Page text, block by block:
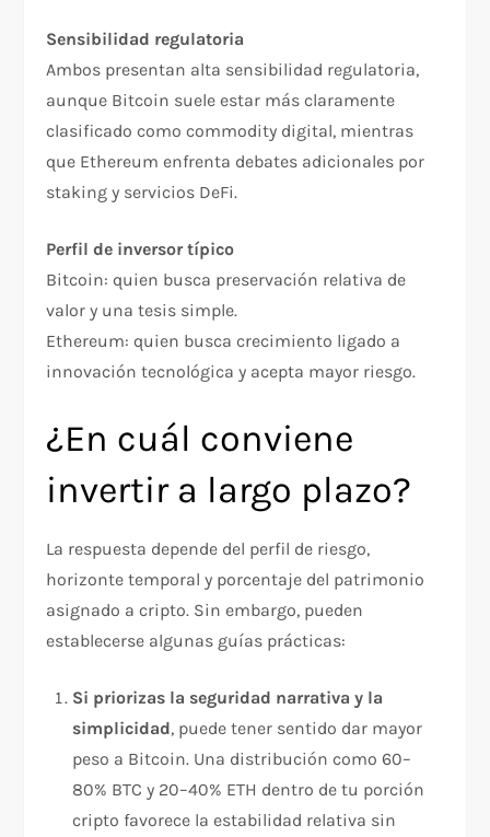
Sensibilidad regulatoria
Ambos presentan alta sensibilidad regulatoria,
aunque Bitcoin suele estar más claramente
clasificado como commodity digital, mientras
que Ethereum enfrenta debates adicionales por
staking y servicios DeFi.
Perfil de inversor típico
Bitcoin: quien busca preservación relativa de
valor y una tesis simple.
Ethereum: quien busca crecimiento ligado a
innovación tecnológica y acepta mayor riesgo.
¿En cuál conviene
invertir a largo plazo?
La respuesta depende del perfil de riesgo,
horizonte temporal y porcentaje del patrimonio
asignado a cripto. Sin embargo, pueden
establecerse algunas guías prácticas:
Si priorizas la seguridad narrativa y la
simplicidad, puede tener sentido dar mayor
peso a Bitcoin. Una distribución como 60–
80% BTC y 20–40% ETH dentro de tu porción
cripto favorece la estabilidad relativa sin